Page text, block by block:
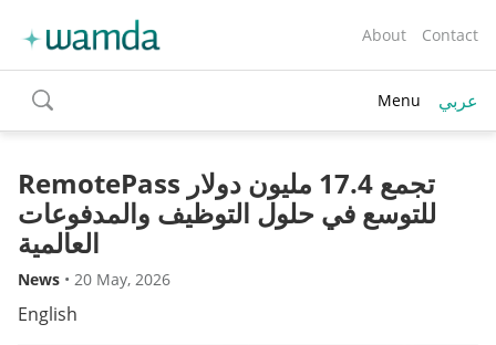
About Contact
toggle
search
Menu عربي
RemotePass تجمع 17.4 مليون دولار
للتوسع في حلول التوظيف والمدفوعات
العالمية
News • 20 May, 2026
English